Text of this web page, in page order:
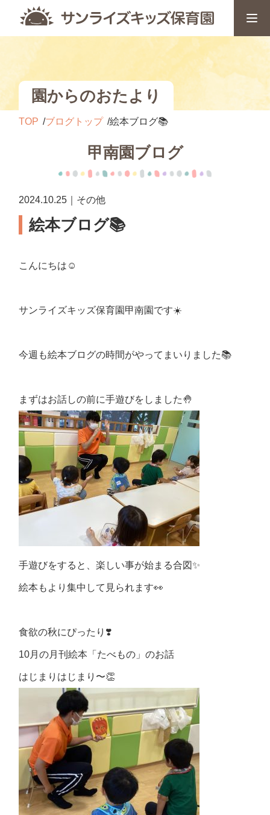
園からのおたより
TOP ブログトップ 絵本ブログ📚
甲南園ブログ
2024.10.25｜その他
絵本ブログ📚
こんにちは☺️
サンライズキッズ保育園甲南園です☀️
今週も絵本ブログの時間がやってまいりました📚
まずはお話しの前に手遊びをしました🤚
手遊びをすると、楽しい事が始まる合図✨
絵本もより集中して見られます👀
食欲の秋にぴったり❣️
10月の月刊絵本「たべもの」のお話
はじまりはじまり〜👏